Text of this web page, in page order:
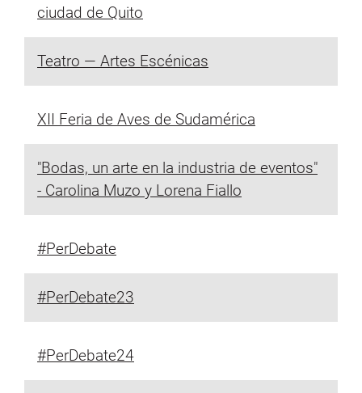
ciudad de Quito
Teatro — Artes Escénicas
XII Feria de Aves de Sudamérica
"Bodas, un arte en la industria de eventos"
- Carolina Muzo y Lorena Fiallo
#PerDebate
#PerDebate23
#PerDebate24